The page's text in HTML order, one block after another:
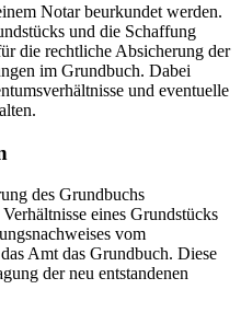
Notar beurkundet werden.
und die Schaffung
die rechtliche Absicherung der
im Grundbuch. Dabei
und eventuelle
des Grundbuchs
eines Grundstücks
vom
Amt das Grundbuch. Diese
der neu entstandenen